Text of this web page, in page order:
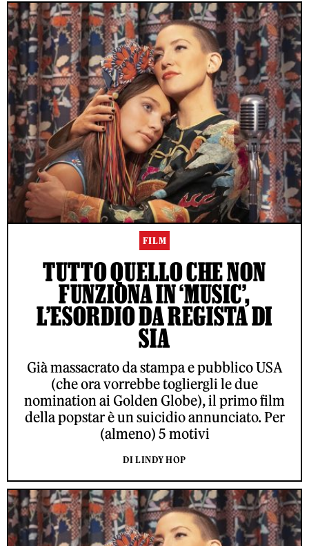
FILM
TUTTO QUELLO CHE NON
FUNZIONA IN ‘MUSIC’,
L’ESORDIO DA REGISTA DI
SIA
Già massacrato da stampa e pubblico USA
(che ora vorrebbe togliergli le due
nomination ai Golden Globe), il primo film
della popstar è un suicidio annunciato. Per
(almeno) 5 motivi
DI LINDY HOP